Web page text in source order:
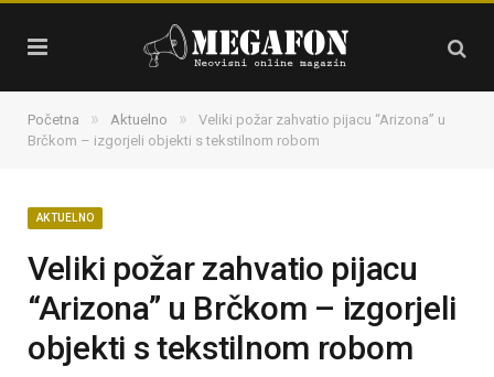
Početna » Aktuelno »
Veliki požar zahvatio pijacu “Arizona” u
Brčkom – izgorjeli objekti s tekstilnom robom
AKTUELNO
Veliki požar zahvatio pijacu
“Arizona” u Brčkom – izgorjeli
objekti s tekstilnom robom